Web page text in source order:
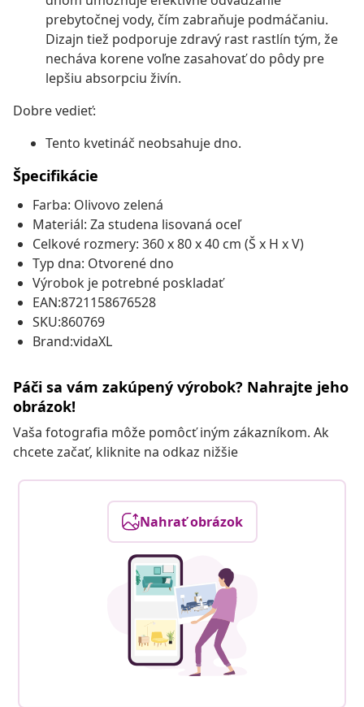
prebytočnej vody, čím zabraňuje podmáčaniu.
Dizajn tiež podporuje zdravý rast rastlín tým, že
necháva korene voľne zasahovať do pôdy pre
lepšiu absorpciu živín.
Dobre vedieť:
Tento kvetináč neobsahuje dno.
Špecifikácie
Farba: Olivovo zelená
Materiál: Za studena lisovaná oceľ
Celkové rozmery: 360 x 80 x 40 cm (Š x H x V)
Typ dna: Otvorené dno
Výrobok je potrebné poskladať
EAN:8721158676528
SKU:860769
Brand:vidaXL
Páči sa vám zakúpený výrobok? Nahrajte jeho
obrázok!
Vaša fotografia môže pomôcť iným zákazníkom. Ak
chcete začať, kliknite na odkaz nižšie
Nahrať obrázok